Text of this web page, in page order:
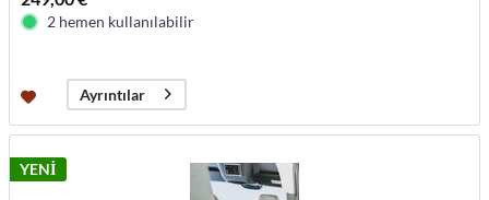
2 hemen kullanılabilir
Ayrıntılar
YENİ